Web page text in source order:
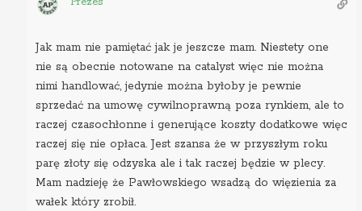
Jak mam nie pamiętać jak je jeszcze mam. Niestety one
nie są obecnie notowane na catalyst więc nie można
nimi handlować, jedynie można byłoby je pewnie
sprzedać na umowę cywilnoprawną poza rynkiem, ale to
raczej czasochłonne i generujące koszty dodatkowe więc
raczej się nie opłaca. Jest szansa że w przyszłym roku
parę złoty się odzyska ale i tak raczej będzie w plecy.
Mam nadzieję że Pawłowskiego wsadzą do więzienia za
wałek który zrobił.